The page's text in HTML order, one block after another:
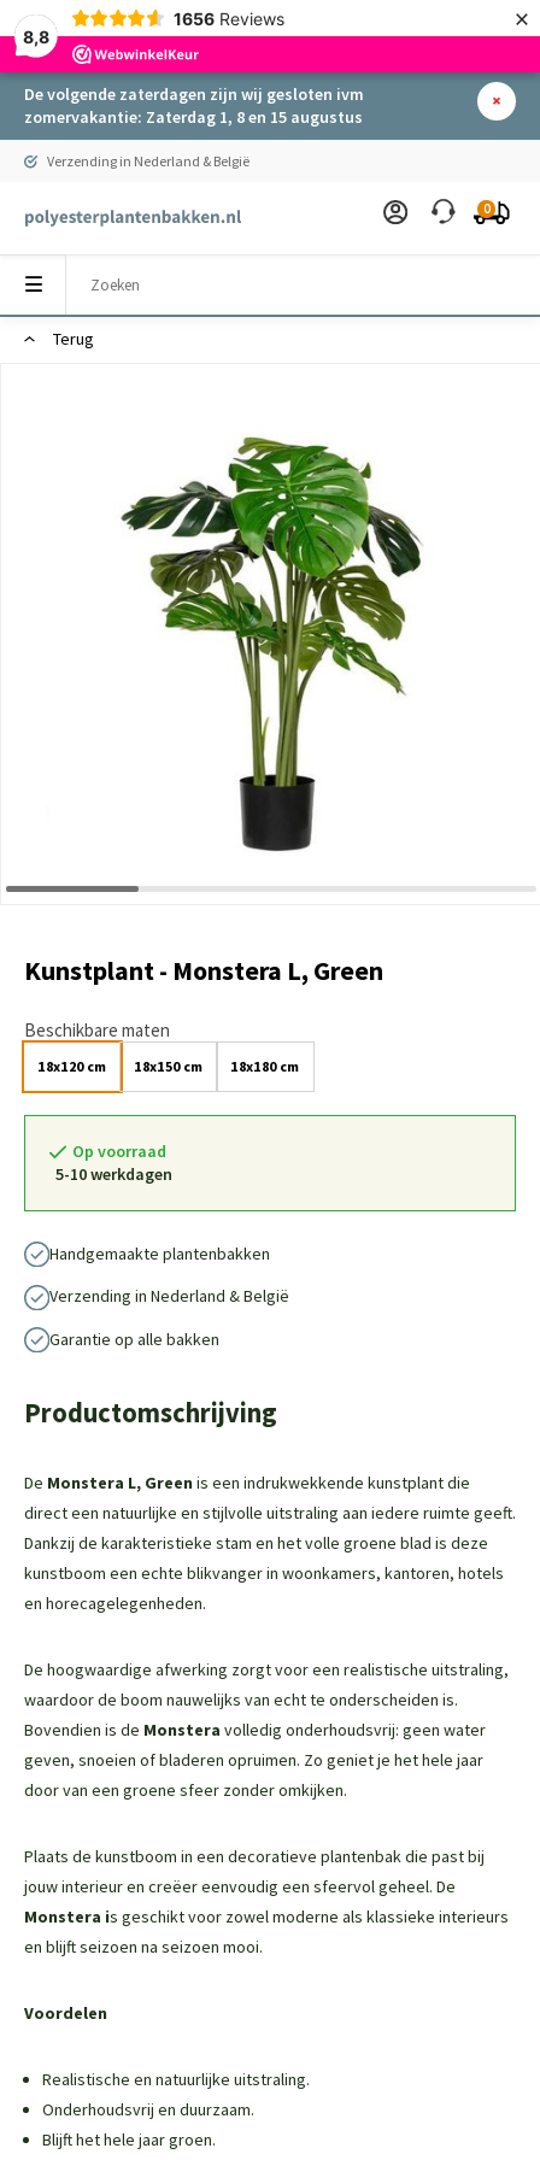
8,8
1656 Reviews ×
De volgende zaterdagen zijn wij gesloten ivm
zomervakantie: Zaterdag 1, 8 en 15 augustus
Verzending in Nederland & België
0
Terug
Kunstplant - Monstera L, Green
Beschikbare maten
18x120 cm 18x150 cm 18x180 cm
Op voorraad
5-10 werkdagen
Handgemaakte plantenbakken
Verzending in Nederland & België
Garantie op alle bakken
Productomschrijving
De Monstera L, Green is een indrukwekkende kunstplant die
direct een natuurlijke en stijlvolle uitstraling aan iedere ruimte geeft.
Dankzij de karakteristieke stam en het volle groene blad is deze
kunstboom een echte blikvanger in woonkamers, kantoren, hotels
en horecagelegenheden.
De hoogwaardige afwerking zorgt voor een realistische uitstraling,
waardoor de boom nauwelijks van echt te onderscheiden is.
Bovendien is de Monstera volledig onderhoudsvrij: geen water
geven, snoeien of bladeren opruimen. Zo geniet je het hele jaar
door van een groene sfeer zonder omkijken.
Plaats de kunstboom in een decoratieve plantenbak die past bij
jouw interieur en creëer eenvoudig een sfeervol geheel. De
Monstera is geschikt voor zowel moderne als klassieke interieurs
en blijft seizoen na seizoen mooi.
Voordelen
Realistische en natuurlijke uitstraling.
Onderhoudsvrij en duurzaam.
Blijft het hele jaar groen.